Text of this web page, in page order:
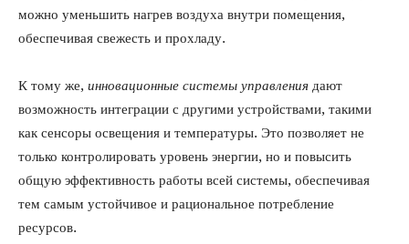
можно уменьшить нагрев воздуха внутри помещения,
обеспечивая свежесть и прохладу.
К тому же, инновационные системы управления дают
возможность интеграции с другими устройствами, такими
как сенсоры освещения и температуры. Это позволяет не
только контролировать уровень энергии, но и повысить
общую эффективность работы всей системы, обеспечивая
тем самым устойчивое и рациональное потребление
ресурсов.